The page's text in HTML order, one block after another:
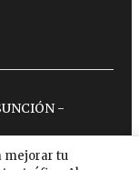
mejorar tu
-